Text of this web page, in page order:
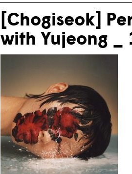
[Chogiseok]
with Yujeong _